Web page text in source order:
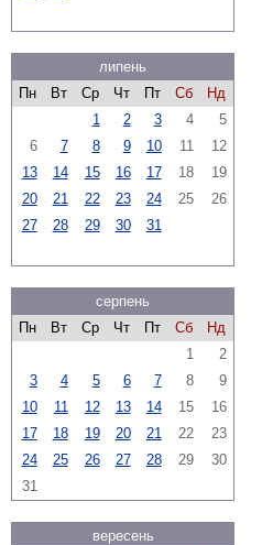
липень
Пн
Вт Ср Чт Пт Сб
Нд
1
2 3 4
5
6
7 8 9 10 11
12
13
14 15 16 17 18
19
20
21 22 23 24 25
26
27
28 29 30 31
серпень
Пн
Вт Ср Чт Пт Сб
Нд
1
2
3
4 5 6 7 8
9
10
11 12 13 14 15
16
17
18 19 20 21 22
23
24
25 26 27 28 29
30
31
вересень